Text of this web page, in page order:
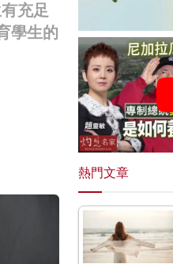
充足
學生的
熱門文章